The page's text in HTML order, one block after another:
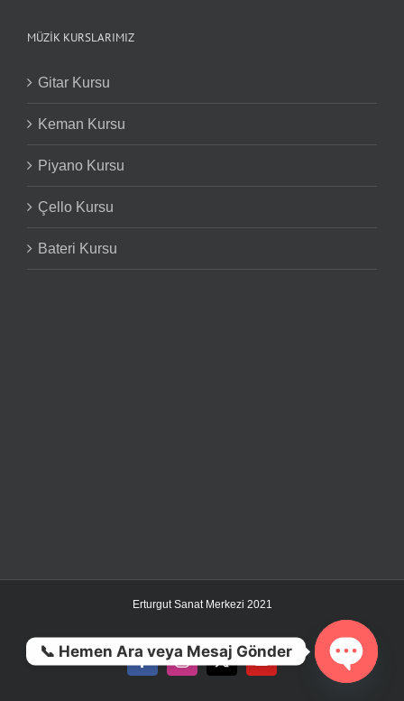
MÜZIK KURSLARIMIZ
Gitar Kursu
Keman Kursu
Piyano Kursu
Çello Kursu
Bateri Kursu
Erturgut Sanat Merkezi 2021
FacebookInstagram
X YouTube
📞 Hemen Ara veya Mesaj Gönder